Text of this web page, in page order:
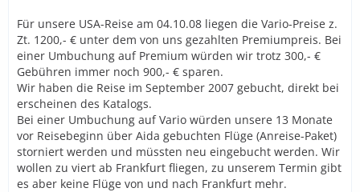
Für unsere USA-Reise am 04.10.08 liegen die Vario-Preise z.
Zt. 1200,- € unter dem von uns gezahlten Premiumpreis. Bei
einer Umbuchung auf Premium würden wir trotz 300,- €
Gebühren immer noch 900,- € sparen.
Wir haben die Reise im September 2007 gebucht, direkt bei
erscheinen des Katalogs.
Bei einer Umbuchung auf Vario würden unsere 13 Monate
vor Reisebeginn über Aida gebuchten Flüge (Anreise-Paket)
storniert werden und müssten neu eingebucht werden. Wir
wollen zu viert ab Frankfurt fliegen, zu unserem Termin gibt
es aber keine Flüge von und nach Frankfurt mehr.